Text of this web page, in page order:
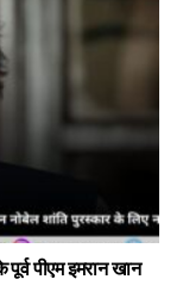
पीएम इमरान खान